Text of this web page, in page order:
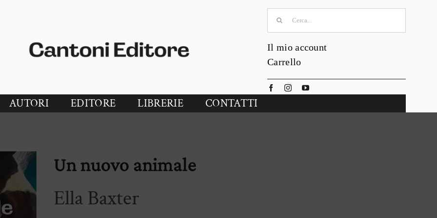
Cerca
per:
Il mio account
Carrello
AUTORI EDITORE LIBRERIE CONTATTI
Un nuovo animale
Ella Baxter